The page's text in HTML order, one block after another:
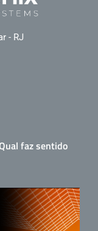
- RJ
faz sentido